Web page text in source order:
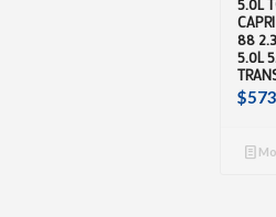
5.0L
88
5.0L
$